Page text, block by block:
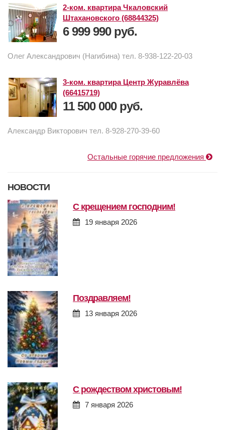
2-ком. квартира Чкаловский
Штахановского (68844325)
6 999 990 руб.
Олег Александрович (Нагибина) тел. 8-938-122-20-03
3-ком. квартира Центр Журавлёва
(66415719)
11 500 000 руб.
Александр Викторович тел. 8-928-270-39-60
Остальные горячие предложения
НОВОСТИ
с крещением господним!
19 января 2026
поздравляем!
13 января 2026
с рождеством христовым!
7 января 2026